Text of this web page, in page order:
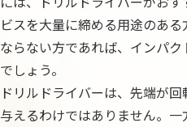
ビスを大量に締める用途のあ
ならない方であれば、インパ
でしょう。
ドリルドライバーは、先端が
与えるわけではありません。